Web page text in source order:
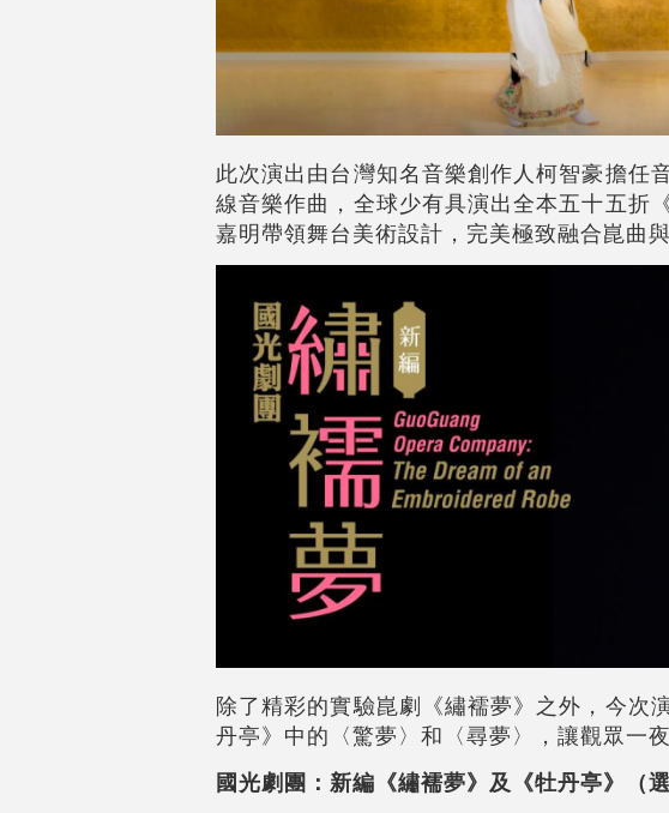
此次演出由台灣知名音樂創作人柯智豪擔任
線音樂作曲，全球少有具演出全本五十五折
嘉明帶領舞台美術設計，完美極致融合崑曲
除了精彩的實驗崑劇《繡襦夢》之外，今
丹亭》中的〈驚夢〉和〈尋夢〉，讓觀眾一
國光劇團：新編《繡襦夢》及《牡丹亭》（選